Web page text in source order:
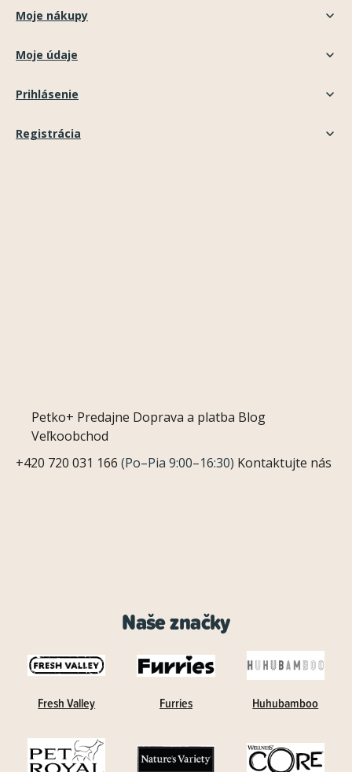
Moje nákupy
Moje údaje
Prihlásenie
Registrácia
Petko+ Predajne Doprava a platba Blog
Veľkoobchod
+420 720 031 166 (Po–Pia 9:00–16:30) Kontaktujte nás
Naše značky
Fresh Valley Furries Huhubamboo